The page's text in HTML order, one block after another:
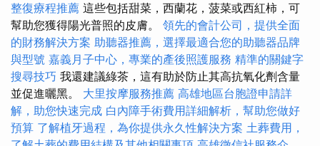
整復療程推薦 這些包括甜菜，西蘭花，菠菜或西紅柿，可
幫助您獲得陽光普照的皮膚。 領先的會計公司，提供全面
的財務解決方案 助聽器推薦，選擇最適合您的助聽器品牌
與型號 嘉義月子中心，專業的產後照護服務 精準的關鍵字
搜尋技巧 我還建議綠茶，這有助於防止其高抗氧化劑含量
並促進曬黑。 大里按摩服務推薦 高雄地區台胞證申請詳
解，助您快速完成 白內障手術費用詳細解析，幫助您做好
預算 了解植牙過程，為你提供永久性解決方案 土葬費用，